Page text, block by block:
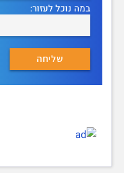
במה נוכל לעזור: